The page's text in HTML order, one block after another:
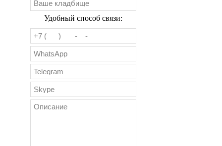
Удобный способ связи: